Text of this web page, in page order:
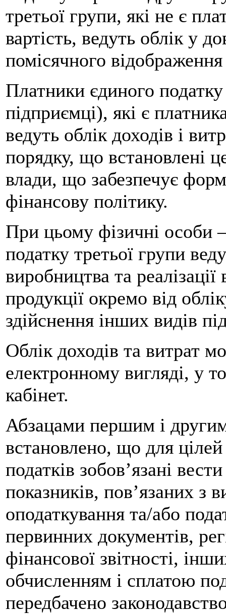
третьої групи, які не є
вартість, ведуть облік у
помісячного
Платники єдиного
підприємці), які є
ведуть облік доходів і
порядку, що встановлені
влади, що забезпечує
фінансову політику.
При цьому фізичні особи
податку третьої групи
виробництва та реалізації
продукції окремо від
здійснення інших видів
Облік доходів та витрат
електронному вигляді, у
кабінет.
Абзацами першим і
встановлено, що для
податків зобов’язані
показників, пов’язаних з
оподаткування та/або
первинних документів,
фінансової звітності,
обчисленням і сплатою
передбачено